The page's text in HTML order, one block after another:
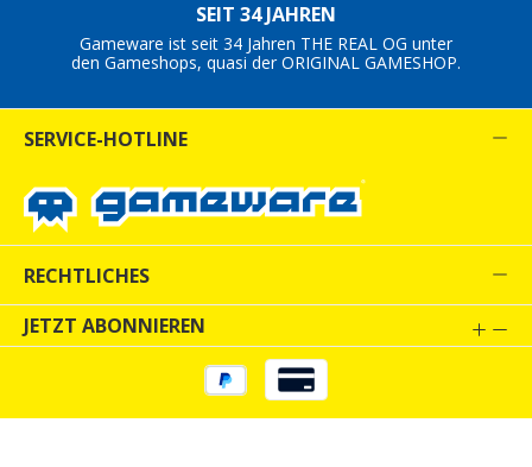
SEIT 34 JAHREN
Gameware ist seit 34 Jahren THE REAL OG unter
den Gameshops, quasi der ORIGINAL GAMESHOP.
SERVICE-HOTLINE
RECHTLICHES
JETZT ABONNIEREN